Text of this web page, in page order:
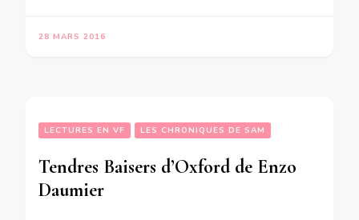
28 MARS 2016
LECTURES EN VF LES CHRONIQUES DE SAM
Tendres Baisers d’Oxford de Enzo
Daumier